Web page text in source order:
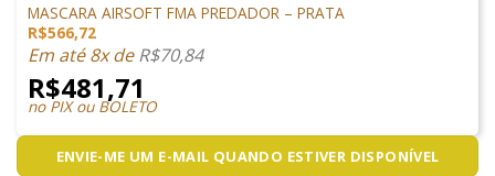
MASCARA AIRSOFT FMA PREDADOR – PRATA
R$566,72
Em até 8x deR$70,84
R$481,71
no PIX ou BOLETO
ENVIE-ME UM E-MAIL QUANDO ESTIVER DISPONÍVEL